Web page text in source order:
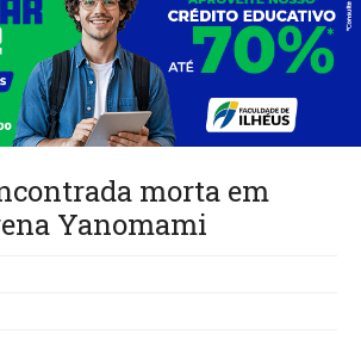
morta em
Yanomami